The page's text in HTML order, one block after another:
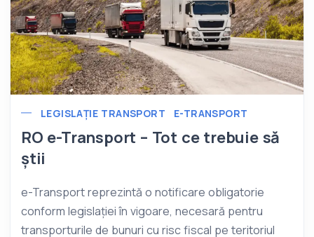
LEGISLAȚIE TRANSPORT E-TRANSPORT
RO e-Transport – Tot ce trebuie să
știi
e-Transport reprezintă o notificare obligatorie
conform legislației în vigoare, necesară pentru
transporturile de bunuri cu risc fiscal pe teritoriul